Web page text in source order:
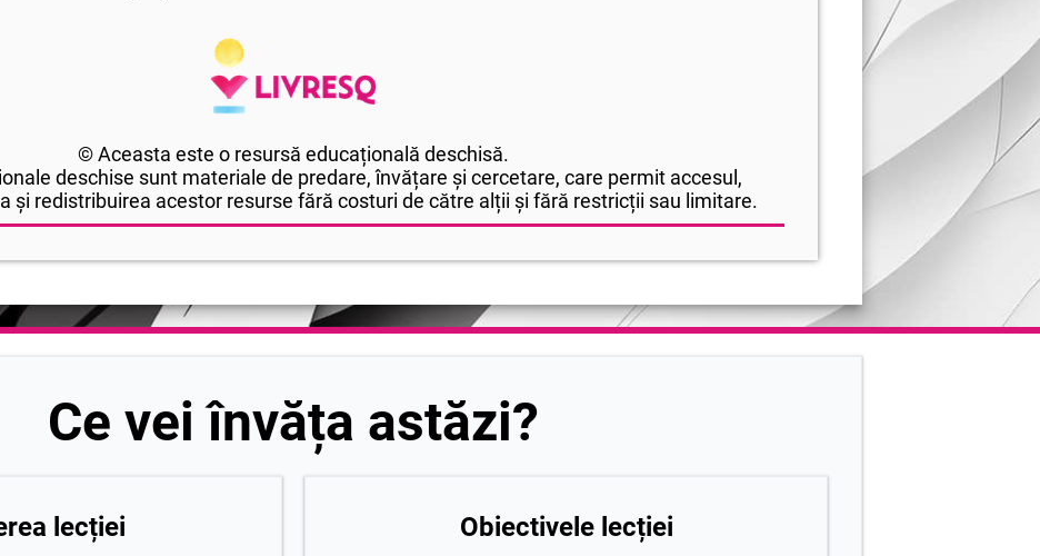
© Aceasta este o resursă educațională deschisă.
deschise sunt materiale de predare, învățare și cercetare, care permit accesul,
și redistribuirea acestor resurse fără costuri de către alții și fără restricții sau limitare.
Ce vei învăța astăzi?
lecției Obiectivele lecției